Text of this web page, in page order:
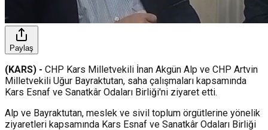
Paylaş
(KARS) - CHP Kars Milletvekili İnan Akgün Alp ve CHP Artvin
Milletvekili Uğur Bayraktutan, saha çalışmaları kapsamında
Kars Esnaf ve Sanatkâr Odaları Birliği'ni ziyaret etti.
Alp ve Bayraktutan, meslek ve sivil toplum örgütlerine yönelik
ziyaretleri kapsamında Kars Esnaf ve Sanatkâr Odaları Birliği